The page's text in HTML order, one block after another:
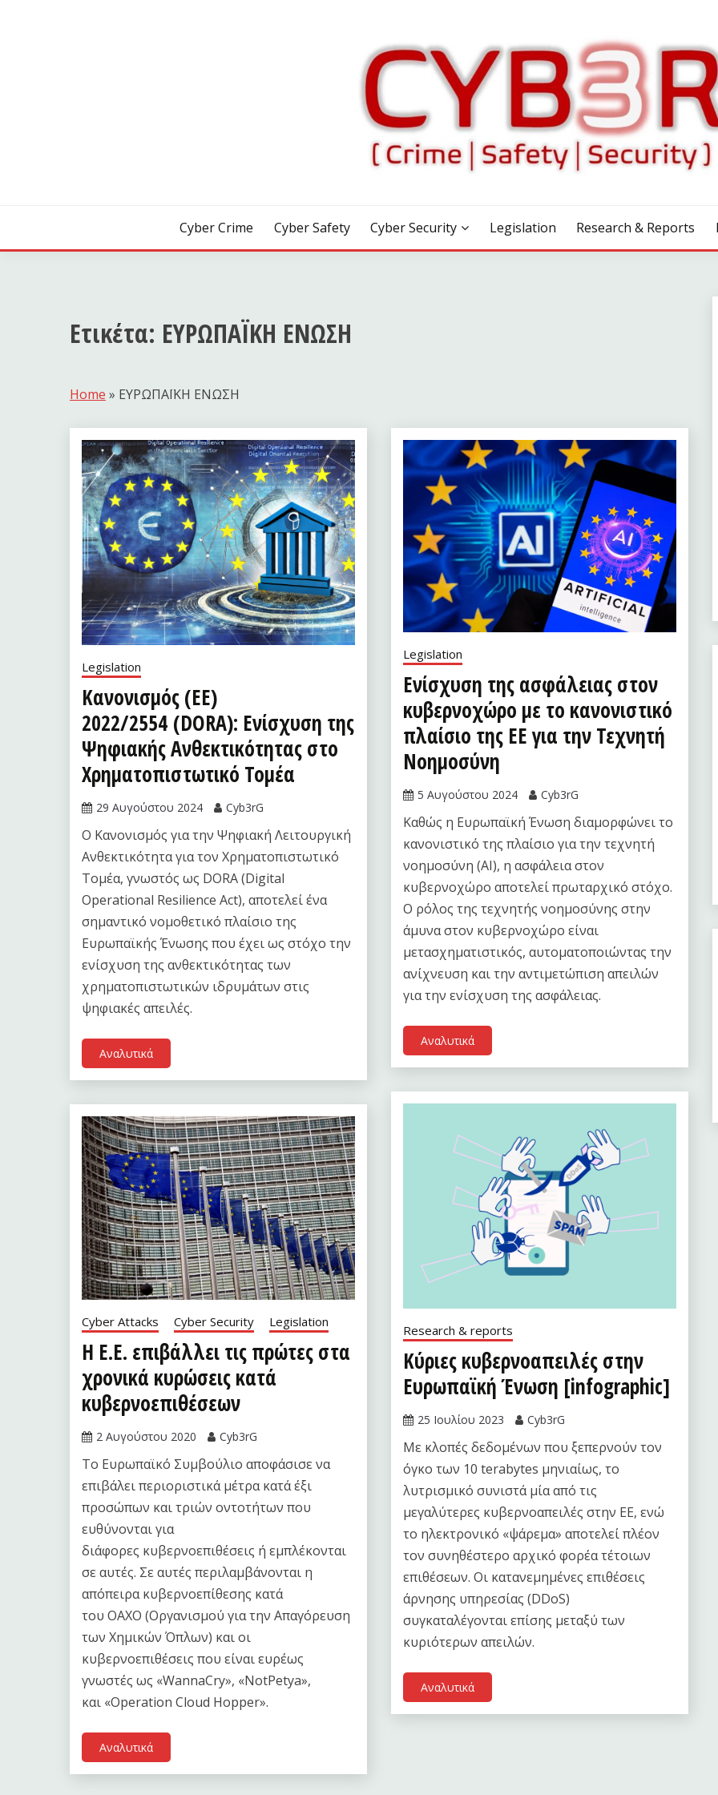
Cyber Crime Cyber Safety Cyber Security Legislation Research & Reports
Ετικέτα: ΕΥΡΩΠΑΪΚΗ ΕΝΩΣΗ
Home » ΕΥΡΩΠΑΪΚΗ ΕΝΩΣΗ
Legislation
Κανονισμός (ΕΕ)
2022/2554 (DORA): Ενίσχυση της
Ψηφιακής Ανθεκτικότητας στο
Χρηματοπιστωτικό Τομέα
29 Αυγούστου 2024 Cyb3rG
Ο Κανονισμός για την Ψηφιακή Λειτουργική
Ανθεκτικότητα για τον Χρηματοπιστωτικό
Τομέα, γνωστός ως DORA (Digital
Operational Resilience Act), αποτελεί ένα
σημαντικό νομοθετικό πλαίσιο της
Ευρωπαϊκής Ένωσης που έχει ως στόχο την
ενίσχυση της ανθεκτικότητας των
χρηματοπιστωτικών ιδρυμάτων στις
ψηφιακές απειλές.
Αναλυτικά
Legislation
Ενίσχυση της ασφάλειας στον
κυβερνοχώρο με το κανονιστικό
πλαίσιο της ΕΕ για την Τεχνητή
Νοημοσύνη
5 Αυγούστου 2024 Cyb3rG
Καθώς η Ευρωπαϊκή Ένωση διαμορφώνει το
κανονιστικό της πλαίσιο για την τεχνητή
νοημοσύνη (AI), η ασφάλεια στον
κυβερνοχώρο αποτελεί πρωταρχικό στόχο.
Ο ρόλος της τεχνητής νοημοσύνης στην
άμυνα στον κυβερνοχώρο είναι
μετασχηματιστικός, αυτοματοποιώντας την
ανίχνευση και την αντιμετώπιση απειλών
για την ενίσχυση της ασφάλειας.
Αναλυτικά
Research & reports
Κύριες κυβερνοαπειλές στην
Ευρωπαϊκή Ένωση [infographic]
25 Ιουλίου 2023 Cyb3rG
Με κλοπές δεδομένων που ξεπερνούν τον
όγκο των 10 terabytes μηνιαίως, το
λυτρισμικό συνιστά μία από τις
μεγαλύτερες κυβερνοαπειλές στην ΕΕ, ενώ
το ηλεκτρονικό «ψάρεμα» αποτελεί πλέον
τον συνηθέστερο αρχικό φορέα τέτοιων
επιθέσεων. Οι κατανεμημένες επιθέσεις
άρνησης υπηρεσίας (DDoS)
συγκαταλέγονται επίσης μεταξύ των
κυριότερων απειλών.
Αναλυτικά
Cyber Attacks Cyber Security Legislation
Η Ε.Ε. επιβάλλει τις πρώτες στα
χρονικά κυρώσεις κατά
κυβερνοεπιθέσεων
2 Αυγούστου 2020 Cyb3rG
Το Ευρωπαϊκό Συμβούλιο αποφάσισε να
επιβάλει περιοριστικά μέτρα κατά έξι
προσώπων και τριών οντοτήτων που
ευθύνονται για
διάφορες κυβερνοεπιθέσεις ή εμπλέκονται
σε αυτές. Σε αυτές περιλαμβάνονται η
απόπειρα κυβερνοεπίθεσης κατά
του ΟΑΧΟ (Οργανισμού για την Απαγόρευση
των Χημικών Όπλων) και οι
κυβερνοεπιθέσεις που είναι ευρέως
γνωστές ως «WannaCry», «NotPetya»,
και «Operation Cloud Hopper».
Αναλυτικά